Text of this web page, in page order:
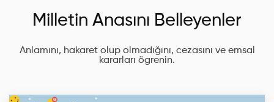
Milletin Anasını Belleyenler
Anlamını, hakaret olup olmadığını, cezasını ve emsal
kararları ögrenin.